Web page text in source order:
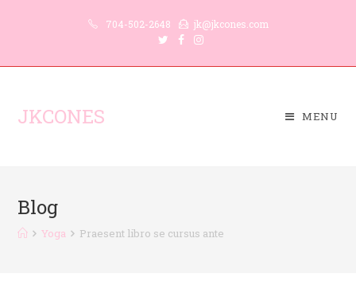
704-502-2648 jk@jkcones.com
JKCONES MENU
Blog
Yoga Praesent libro se cursus ante